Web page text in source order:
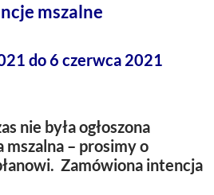
mszalne
do 6 czerwca 2021
nie była ogłoszona
– prosimy o
Zamówiona intencja